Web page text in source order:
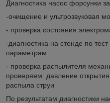
Диагностика насос форсунки
-очищение и ультрозвуковая
- проверка состояния
-диагностика на стенде по
параметрам
- проверка распылителя
проверяем: давление
распыла струи
По результатам диагностики